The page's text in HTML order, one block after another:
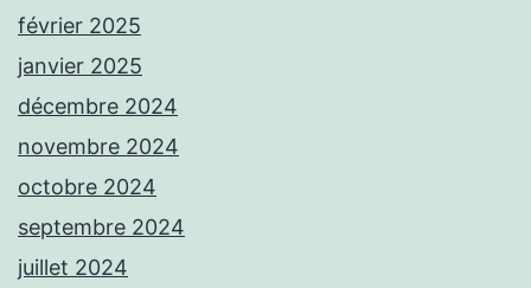
février 2025
janvier 2025
décembre 2024
novembre 2024
octobre 2024
septembre 2024
juillet 2024